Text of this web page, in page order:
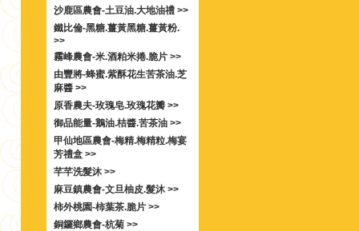
沙鹿區農會-土豆油.大地油禮 >>
鐵比倫-黑糖.薑黃黑糖.薑黃粉.
>>
霧峰農會-米.酒粕米捲.脆片 >>
由豐將-蜂蜜.紫酥花生苦茶油.芝
麻醬 >>
原香農夫-玫瑰皂.玫瑰花瓣 >>
御品能量-鵝油.桔醬.苦茶油 >>
甲仙地區農會-梅精.梅精粒.梅宴
芳禮盒 >>
芊芊洗髮沐 >>
麻豆鎮農會-文旦柚皮.髮沐 >>
柿外桃園-柿葉茶.脆片 >>
銅鑼鄉農會-杭菊 >>